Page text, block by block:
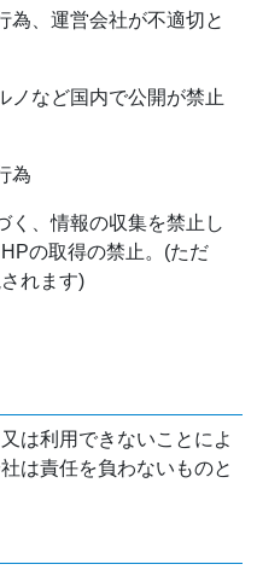
為、運営会社が不適切と
ノなど国内で公開が禁止
為
く、情報の収集を禁止し
の取得の禁止。(ただ
れます)
は利用できないことによ
は責任を負わないものと